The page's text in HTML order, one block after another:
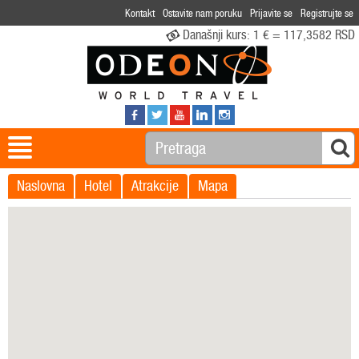
Kontakt Ostavite nam poruku Prijavite se Registrujte se
Današnji kurs: 1 € = 117,3582 RSD
Naslovna Hotel Atrakcije Mapa